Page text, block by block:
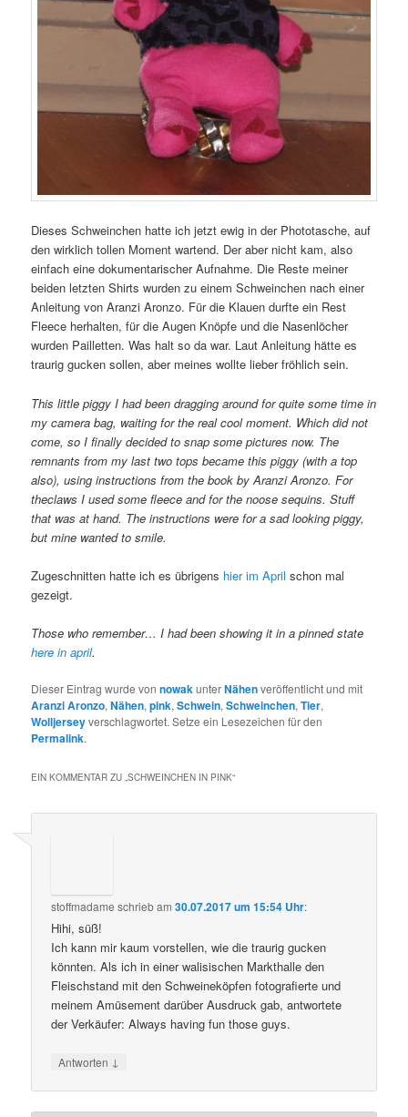
Dieses Schweinchen hatte ich jetzt ewig in der Phototasche, auf
den wirklich tollen Moment wartend. Der aber nicht kam, also
einfach eine dokumentarischer Aufnahme. Die Reste meiner
beiden letzten Shirts wurden zu einem Schweinchen nach einer
Anleitung von Aranzi Aronzo. Für die Klauen durfte ein Rest
Fleece herhalten, für die Augen Knöpfe und die Nasenlöcher
wurden Pailletten. Was halt so da war. Laut Anleitung hätte es
traurig gucken sollen, aber meines wollte lieber fröhlich sein.
This little piggy I had been dragging around for quite some time in
my camera bag, waiting for the real cool moment. Which did not
come, so I finally decided to snap some pictures now. The
remnants from my last two tops became this piggy (with a top
also), using instructions from the book by Aranzi Aronzo. For
theclaws I used some fleece and for the noose sequins. Stuff
that was at hand. The instructions were for a sad looking piggy,
but mine wanted to smile.
Zugeschnitten hatte ich es übrigens hier im Aprilschon mal
gezeigt.
Those who remember… I had been showing it in a pinned state
here in april.
Dieser Eintrag wurde vonnowakunterNähenveröffentlicht und mit
Aranzi Aronzo,Nähen,pink,Schwein,Schweinchen,Tier,
Wolljerseyverschlagwortet. Setze ein Lesezeichen für den
Permalink.
EIN KOMMENTAR ZU „SCHWEINCHEN IN PINK“
stoffmadame schriebam30.07.2017 um 15:54 Uhr:
Hihi, süß!
Ich kann mir kaum vorstellen, wie die traurig gucken
könnten. Als ich in einer walisischen Markthalle den
Fleischstand mit den Schweineköpfen fotografierte und
meinem Amüsement darüber Ausdruck gab, antwortete
der Verkäufer: Always having fun those guys.
Antworten ↓